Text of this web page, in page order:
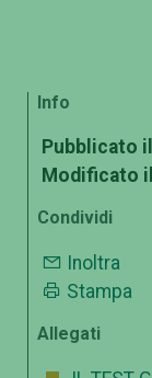
Info
Pubblicato
Modificato
Condividi
Inoltra
Stampa
Allegati